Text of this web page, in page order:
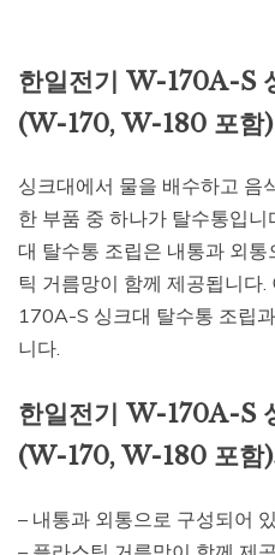
한일전기 W-170A-S
(W-170, W-180 포함)
싱크대에서 물을 배수하고 음
한 부품 중 하나가 탈수통입
대 탈수통 조립은 내통과 외
틱 거름망이 함께 제공됩니다
170A-S 싱크대 탈수통 조립
니다.
한일전기 W-170A-S
(W-170, W-180 포함)
– 내통과 외통으로 구성되어